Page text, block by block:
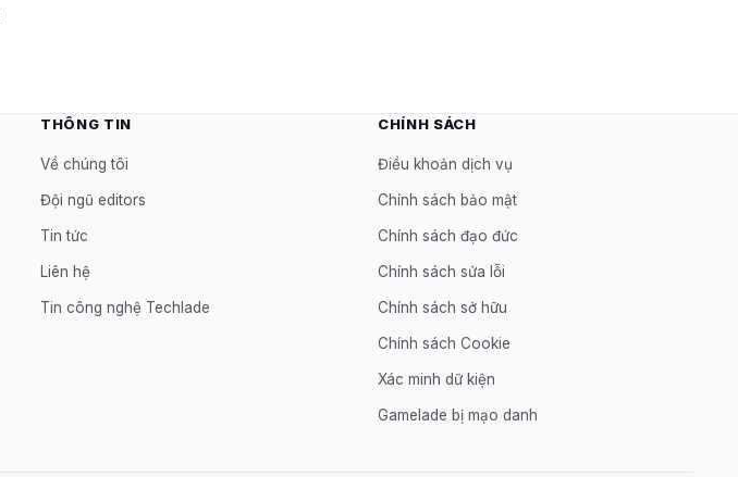
THÔNG TIN
Về chúng tôi
Đội ngũ editors
Tin tức
Liên hệ
Tin công nghệ Techlade
CHÍNH SÁCH
Điều khoản dịch vụ
Chính sách bảo mật
Chính sách đạo đức
Chính sách sửa lỗi
Chính sách sở hữu
Chính sách Cookie
Xác minh dữ kiện
Gamelade bị mạo danh